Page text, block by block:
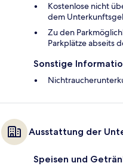
Kostenlose nicht
dem
Zu den
Parkplätze abseits
Sonstige
Ausstattung der
Speisen und